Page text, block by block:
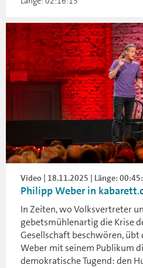
Video | 18.11.2025 | Länge:
Philipp Weber in
In Zeiten, wo Volksvertreter
gebetsmühlenartig die Krise
Gesellschaft beschwören,
Weber mit seinem Publikum
demokratische Tugend: den